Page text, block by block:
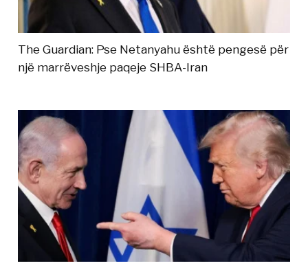
The Guardian: Pse Netanyahu është pengesë për
një marrëveshje paqeje SHBA-Iran